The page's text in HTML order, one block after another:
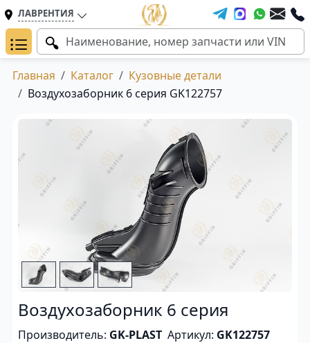
ЛАВРЕНТИЯ
Главная Каталог
Кузовные детали
Воздухозаборник 6 серия GK122757
Воздухозаборник 6 серия
Производитель: GK-PLAST Артикул: GK122757